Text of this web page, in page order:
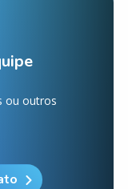
ou outros